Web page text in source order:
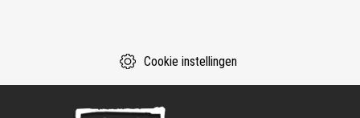
Cookie instellingen